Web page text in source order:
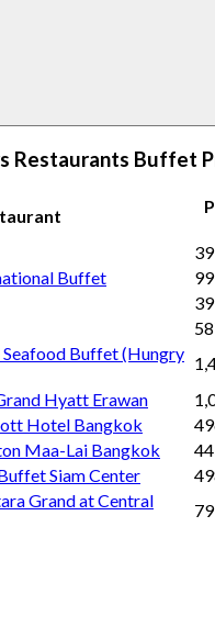
Restaurants Buffet
Buffet
Buffet (Hungry
Hyatt Erawan
Hotel Bangkok
Maa-Lai Bangkok
Siam Center
Grand at Central